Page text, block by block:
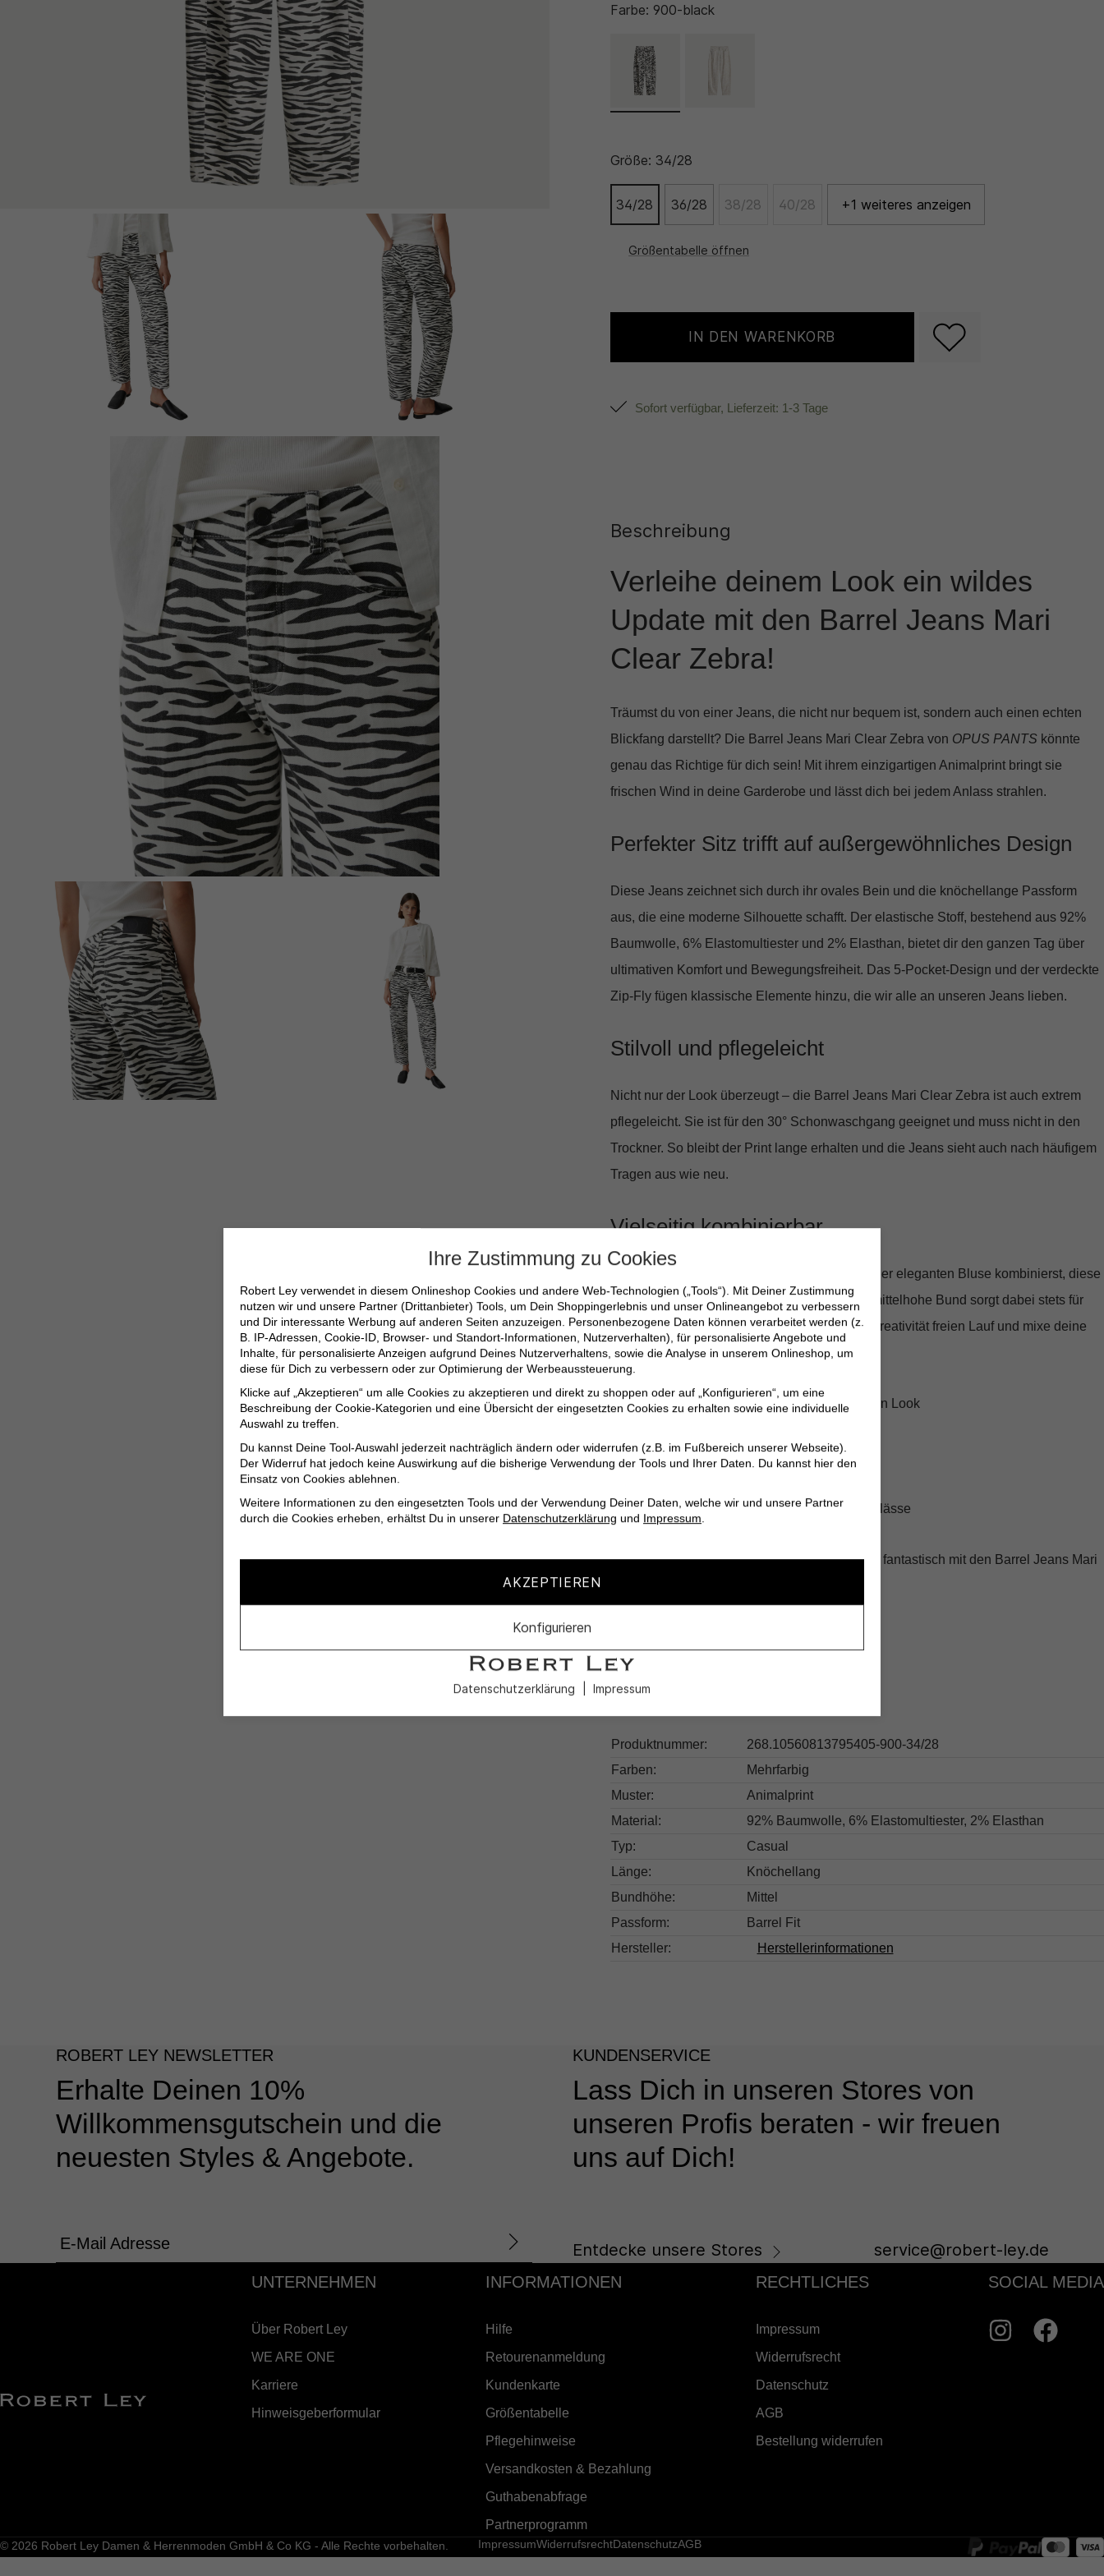
Farbe: 900-black
Größe: 34/28
34/28 36/28 38/28 40/28 +1 weiteres anzeigen
Größentabelle öffnen
IN DEN WARENKORB
Sofort verfügbar, Lieferzeit: 1-3 Tage
Beschreibung
Verleihe deinem Look ein wildes
Update mit den Barrel Jeans Mari
Clear Zebra!
Träumst du von einer Jeans, die nicht nur bequem ist, sondern auch einen echten
Blickfang darstellt? Die Barrel Jeans Mari Clear Zebra von OPUS PANTS könnte
genau das Richtige für dich sein! Mit ihrem einzigartigen Animalprint bringt sie
frischen Wind in deine Garderobe und lässt dich bei jedem Anlass strahlen.
Perfekter Sitz trifft auf außergewöhnliches Design
Diese Jeans zeichnet sich durch ihr ovales Bein und die knöchellange Passform
aus, die eine moderne Silhouette schafft. Der elastische Stoff, bestehend aus 92%
Baumwolle, 6% Elastomultiester und 2% Elasthan, bietet dir den ganzen Tag über
ultimativen Komfort und Bewegungsfreiheit. Das 5-Pocket-Design und der verdeckte
Zip-Fly fügen klassische Elemente hinzu, die wir alle an unseren Jeans lieben.
Stilvoll und pflegeleicht
Nicht nur der Look überzeugt – die Barrel Jeans Mari Clear Zebra ist auch extrem
pflegeleicht. Sie ist für den 30° Schonwaschgang geeignet und muss nicht in den
Trockner. So bleibt der Print lange erhalten und die Jeans sieht auch nach häufigem
Tragen aus wie neu.
Vielseitig kombinierbar
Ob du sie mit einem schlichten T-Shirt oder einer eleganten Bluse kombinierst, diese
Jeans passt sich mühelos jedem Stil an. Der mittelhohe Bund sorgt dabei stets für
eine schmeichelhafte Passform. Lass deiner Kreativität freien Lauf und mixe deine
Outfits, wie es dir gefällt!
Einzigartiger Animalprint für einen auffälligen Look
Knöchellange Passform mit ovalem Bein
Vielseitig kombinierbar für verschiedene Anlässe
Setze ein modisches Statement und fühle dich fantastisch mit den Barrel Jeans Mari
Produktnummer:
268.10560813795405-900-34/28
Farben:
Mehrfarbig
Muster:
Animalprint
Material:
92% Baumwolle, 6% Elastomultiester, 2% Elasthan
Typ:
Casual
Länge:
Knöchellang
Bundhöhe:
Mittel
Passform:
Barrel Fit
Hersteller:
Herstellerinformationen
ROBERT LEY NEWSLETTER
Erhalte Deinen 10%
Willkommensgutschein und die
neuesten Styles & Angebote.
E-Mail Adresse
KUNDENSERVICE
Lass Dich in unseren Stores von
unseren Profis beraten - wir freuen
uns auf Dich!
Entdecke unsere Stores service@robert-ley.de
UNTERNEHMEN
Über Robert Ley
WE ARE ONE
Karriere
Hinweisgeberformular
INFORMATIONEN
Hilfe
Retourenanmeldung
Kundenkarte
Größentabelle
Pflegehinweise
Versandkosten & Bezahlung
Guthabenabfrage
Partnerprogramm
RECHTLICHES
Impressum
Widerrufsrecht
Datenschutz
AGB
Bestellung widerrufen
SOCIAL MEDIA
© 2026 Robert Ley Damen & Herrenmoden GmbH & Co KG - Alle Rechte vorbehalten. ImpressumWiderrufsrechtDatenschutzAGB
Ihre Zustimmung zu Cookies
Robert Ley verwendet in diesem Onlineshop Cookies und andere Web-Technologien („Tools“). Mit Deiner Zustimmung
nutzen wir und unsere Partner (Drittanbieter) Tools, um Dein Shoppingerlebnis und unser Onlineangebot zu verbessern
und Dir interessante Werbung auf anderen Seiten anzuzeigen. Personenbezogene Daten können verarbeitet werden (z.
B. IP-Adressen, Cookie-ID, Browser- und Standort-Informationen, Nutzerverhalten), für personalisierte Angebote und
Inhalte, für personalisierte Anzeigen aufgrund Deines Nutzerverhaltens, sowie die Analyse in unserem Onlineshop, um
diese für Dich zu verbessern oder zur Optimierung der Werbeaussteuerung.
Klicke auf „Akzeptieren“ um alle Cookies zu akzeptieren und direkt zu shoppen oder auf „Konfigurieren“, um eine
Beschreibung der Cookie-Kategorien und eine Übersicht der eingesetzten Cookies zu erhalten sowie eine individuelle
Auswahl zu treffen.
Du kannst Deine Tool-Auswahl jederzeit nachträglich ändern oder widerrufen (z.B. im Fußbereich unserer Webseite).
Der Widerruf hat jedoch keine Auswirkung auf die bisherige Verwendung der Tools und Ihrer Daten. Du kannst hier den
Einsatz von Cookies ablehnen.
Weitere Informationen zu den eingesetzten Tools und der Verwendung Deiner Daten, welche wir und unsere Partner
durch die Cookies erheben, erhältst Du in unserer Datenschutzerklärung und Impressum.
AKZEPTIEREN
Konfigurieren
Datenschutzerklärung Impressum